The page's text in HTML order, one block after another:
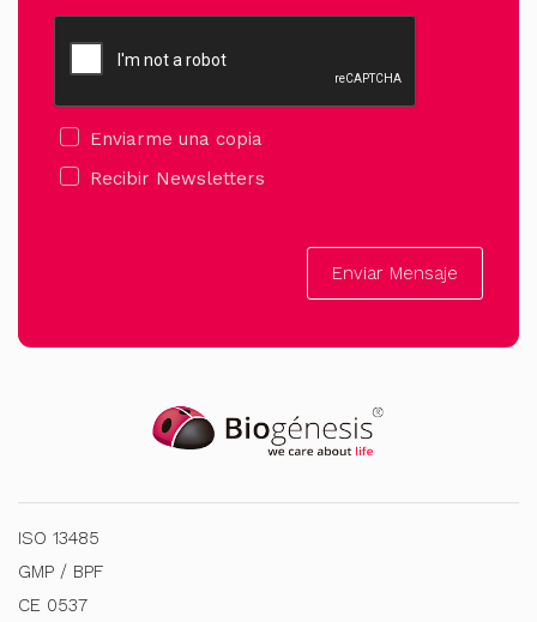
Enviarme una copia
Recibir Newsletters
Enviar Mensaje
ISO 13485
GMP / BPF
CE 0537